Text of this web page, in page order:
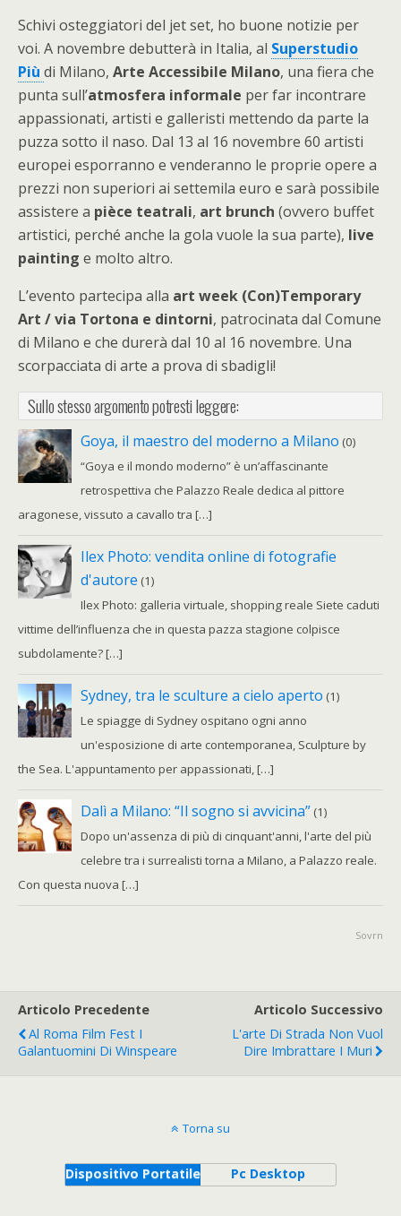
Schivi osteggiatori del jet set, ho buone notizie per
voi. A novembre debutterà in Italia, al Superstudio
Più di Milano, Arte Accessibile Milano, una fiera che
punta sull’atmosfera informale per far incontrare
appassionati, artisti e galleristi mettendo da parte la
puzza sotto il naso. Dal 13 al 16 novembre 60 artisti
europei esporranno e venderanno le proprie opere a
prezzi non superiori ai settemila euro e sarà possibile
assistere a pièce teatrali, art brunch (ovvero buffet
artistici, perché anche la gola vuole la sua parte), live
painting e molto altro.
L’evento partecipa alla art week (Con)Temporary
Art / via Tortona e dintorni, patrocinata dal Comune
di Milano e che durerà dal 10 al 16 novembre. Una
scorpacciata di arte a prova di sbadigli!
Sullo stesso argomento potresti leggere:
Goya, il maestro del moderno a Milano (0)
“Goya e il mondo moderno” è un’affascinante
retrospettiva che Palazzo Reale dedica al pittore
aragonese, vissuto a cavallo tra […]
Ilex Photo: vendita online di fotografie
d'autore (1)
Ilex Photo: galleria virtuale, shopping reale Siete caduti
vittime dell’influenza che in questa pazza stagione colpisce
subdolamente? […]
Sydney, tra le sculture a cielo aperto (1)
Le spiagge di Sydney ospitano ogni anno
un'esposizione di arte contemporanea, Sculpture by
the Sea. L'appuntamento per appassionati, […]
Dalì a Milano: “Il sogno si avvicina” (1)
Dopo un'assenza di più di cinquant'anni, l'arte del più
celebre tra i surrealisti torna a Milano, a Palazzo reale.
Con questa nuova […]
Sovrn
Articolo Precedente
Al Roma Film Fest I
Galantuomini Di Winspeare
Articolo Successivo
L'arte Di Strada Non Vuol
Dire Imbrattare I Muri
Torna su
Dispositivo Portatile Pc Desktop